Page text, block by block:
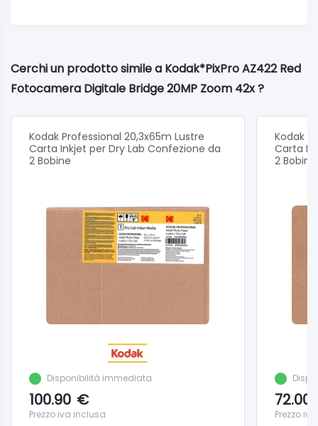
Cerchi un prodotto simile a Kodak*PixPro AZ422 Red
Fotocamera Digitale Bridge 20MP Zoom 42x ?
Kodak Professional 20,3x65m Lustre
Carta Inkjet per Dry Lab Confezione da
2 Bobine
Disponibilità immediata
100.90 €
Prezzo iva inclusa
Kodak
Carta
2 Bobine
72.00
Prezzo